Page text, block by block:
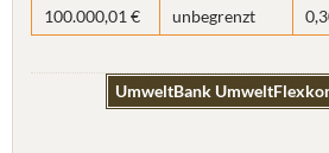
100.000,01 €
unbegrenzt
UmweltBank